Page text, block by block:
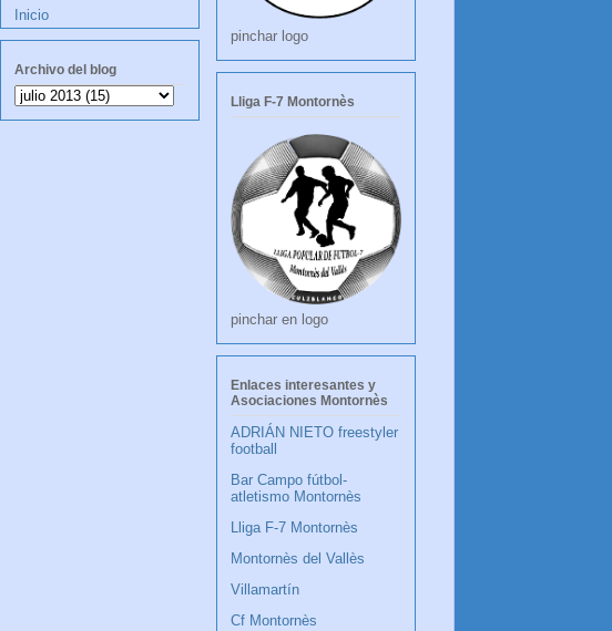
Inicio
Archivo del blog
pinchar logo
Lliga F-7 Montornès
pinchar en logo
Enlaces interesantes y
Asociaciones Montornès
ADRIÁN NIETO freestyler
football
Bar Campo fútbol-
atletismo Montornès
Lliga F-7 Montornès
Montornès del Vallès
Villamartín
Cf Montornès